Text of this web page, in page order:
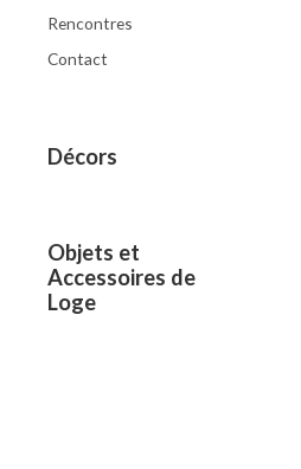
Rencontres
Contact
Décors
Objets et
Accessoires de
Loge